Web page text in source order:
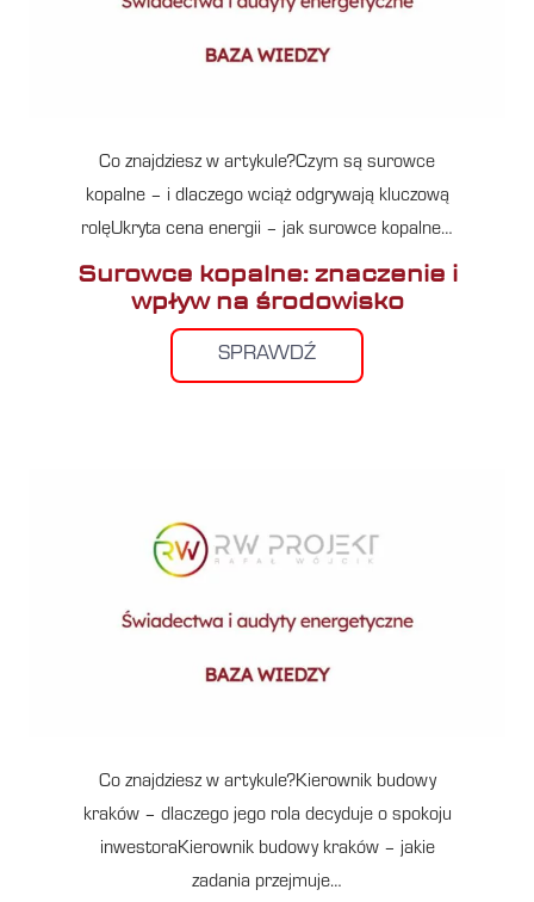
Co znajdziesz w artykule?Czym są surowce
kopalne – i dlaczego wciąż odgrywają kluczową
rolęUkryta cena energii – jak surowce kopalne…
Surowce kopalne: znaczenie i
wpływ na środowisko
SPRAWDŹ
Co znajdziesz w artykule?Kierownik budowy
kraków – dlaczego jego rola decyduje o spokoju
inwestoraKierownik budowy kraków – jakie
zadania przejmuje…